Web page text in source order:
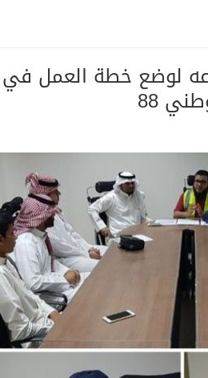
لوضع خطة العمل في
88